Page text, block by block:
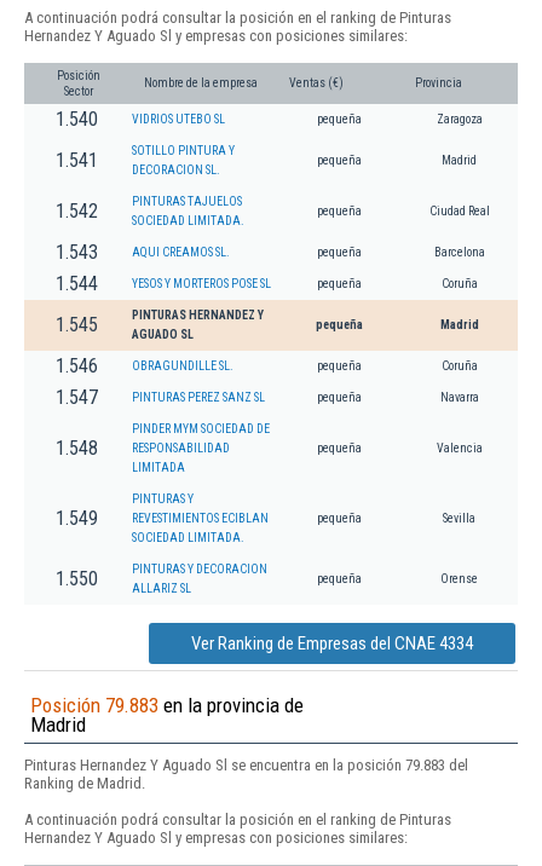
A continuación podrá consultar la posición en el ranking de Pinturas
Hernandez Y Aguado Sl y empresas con posiciones similares:
Posición
Sector
Nombre de la empresa Ventas (€) Provincia
1.540 VIDRIOS UTEBO SL pequeña Zaragoza
1.541
SOTILLO PINTURA Y
DECORACION SL.
pequeña Madrid
1.542
PINTURAS TAJUELOS
SOCIEDAD LIMITADA.
pequeña Ciudad Real
1.543 AQUI CREAMOS SL. pequeña Barcelona
1.544 YESOS Y MORTEROS POSE SL pequeña Coruña
1.545
PINTURAS HERNANDEZ Y
AGUADO SL
pequeña Madrid
1.546 OBRAGUNDILLE SL. pequeña Coruña
1.547 PINTURAS PEREZ SANZ SL pequeña Navarra
1.548
PINDER MYM SOCIEDAD DE
RESPONSABILIDAD
LIMITADA
pequeña Valencia
1.549
PINTURAS Y
REVESTIMIENTOS ECIBLAN
SOCIEDAD LIMITADA.
pequeña Sevilla
1.550
PINTURAS Y DECORACION
ALLARIZ SL
pequeña Orense
Ver Ranking de Empresas del CNAE 4334
Posición 79.883 en la provincia de
Madrid
Pinturas Hernandez Y Aguado Sl se encuentra en la posición 79.883 del
Ranking de Madrid.
A continuación podrá consultar la posición en el ranking de Pinturas
Hernandez Y Aguado Sl y empresas con posiciones similares: